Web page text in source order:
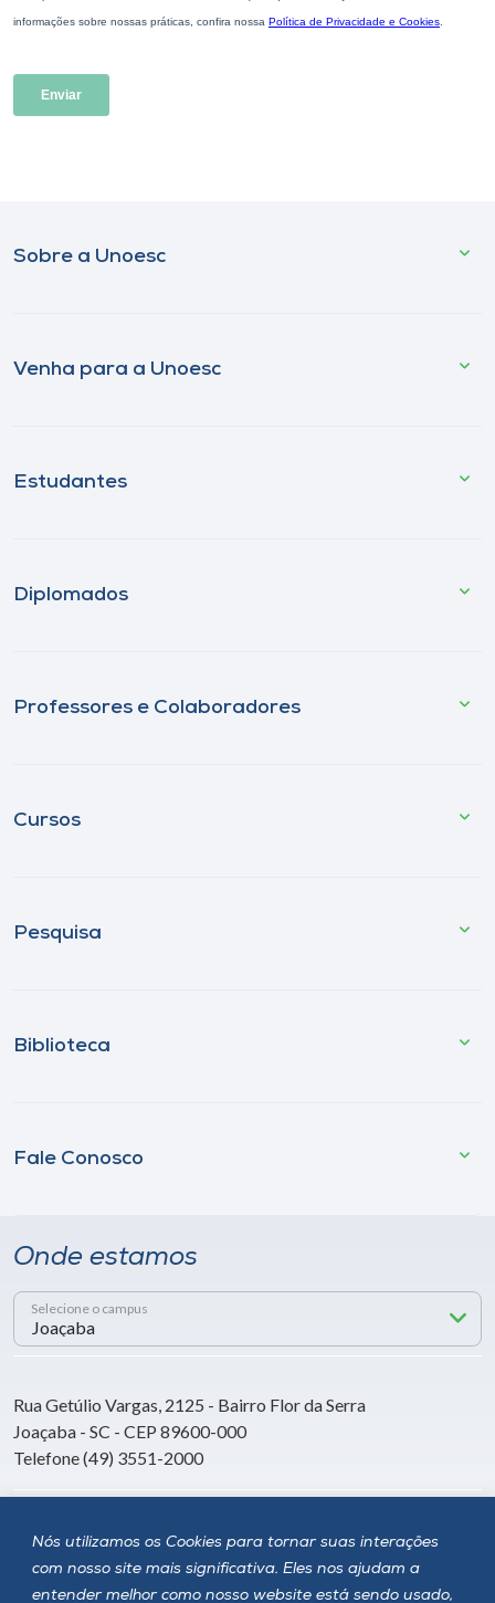
Nós utilizamos os Cookies para tornar suas interações
com nosso site mais significativa. Eles nos ajudam a
entender melhor como nosso website está sendo usado,
Sobre a Unoesc
Venha para a Unoesc
Estudantes
Diplomados
Professores e Colaboradores
Cursos
Pesquisa
Biblioteca
Fale Conosco
Onde estamos
Selecione o campus
Rua Getúlio Vargas, 2125 - Bairro Flor da Serra
Joaçaba - SC - CEP 89600-000
Telefone (49) 3551-2000
Siga a Unoesc